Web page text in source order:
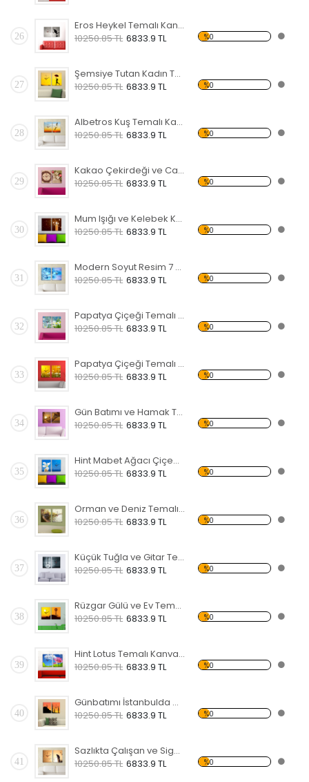
26
Eros Heykel Temalı Kanvas Saat
10250.85 TL 6833.9 TL %0
27
Şemsiye Tutan Kadın Temalı Kanvas Saat
10250.85 TL 6833.9 TL %0
28
Albetros Kuş Temalı Kanvas Saat
10250.85 TL 6833.9 TL %0
29
Kakao Çekirdeği ve Cam Bardak Temalı Kanvas Saat
10250.85 TL 6833.9 TL %0
30
Mum Işığı ve Kelebek Kanvas Saat
10250.85 TL 6833.9 TL %0
31
Modern Soyut Resim 7 Kanvas Saat
10250.85 TL 6833.9 TL %0
32
Papatya Çiçeği Temalı Kanvas Saat
10250.85 TL 6833.9 TL %0
33
Papatya Çiçeği Temalı Kanvas Saat
10250.85 TL 6833.9 TL %0
34
Gün Batımı ve Hamak Temalı Kanvas Saat
10250.85 TL 6833.9 TL %0
35
Hint Mabet Ağacı Çiçeği Temalı Kanvas Saat
10250.85 TL 6833.9 TL %0
36
Orman ve Deniz Temalı Kanvas Saat
10250.85 TL 6833.9 TL %0
37
Küçük Tuğla ve Gitar Temalı Kanvas Saat
10250.85 TL 6833.9 TL %0
38
Rüzgar Gülü ve Ev Temalı Kanvas Saat
10250.85 TL 6833.9 TL %0
39
Hint Lotus Temalı Kanvas Saat
10250.85 TL 6833.9 TL %0
40
Günbatımı İstanbulda Cami Desenli Kanvas Saat
10250.85 TL 6833.9 TL %0
41
Sazlıkta Çalışan ve Sigara İçen Aam Temalı Kanvas Saat
10250.85 TL 6833.9 TL %0